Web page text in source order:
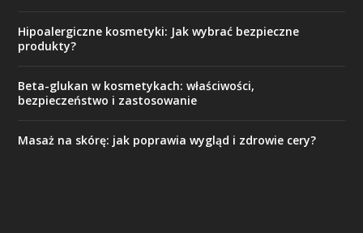
Hipoalergiczne kosmetyki: Jak wybrać bezpieczne
produkty?
Beta-glukan w kosmetykach: właściwości,
bezpieczeństwo i zastosowanie
Masaż na skórę: jak poprawia wygląd i zdrowie cery?